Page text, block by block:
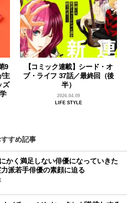
9
主
ズ
【コミック連載】シード・オ
ブ・ライフ 37話／最終回（後
半）
2026.04.09
LIFE STYLE
すすめ記事
かく満足しない俳優になっていきた
派若手俳優の素顔に迫る